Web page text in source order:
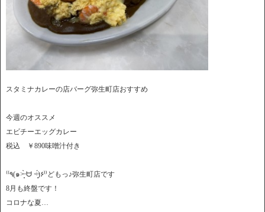
スタミナカレーの店バーグ弥生町店おすすめ
今週のオススメ
エビチーエッグカレー
税込 ￥890味噌汁付き
⁽⁽٩(๑˃̶͈̀ ᗨ ˂̶͈́)۶⁾⁾どもっ♪弥生町店です
8月も終盤です！
コロナな夏…